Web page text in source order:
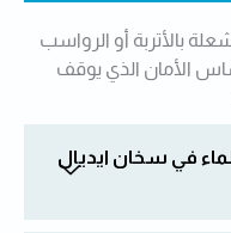
بالأتربة أو الرواسب
الأمان الذي يوقف
في سخان ايديال